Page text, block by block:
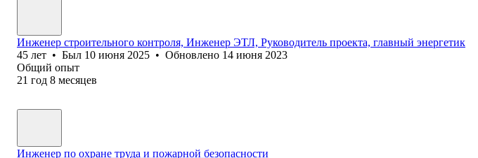
Инженер строительного контроля, Инженер ЭТЛ, Руководитель проекта, главный энергетик
45 лет • Был 10 июня 2025 • Обновлено 14 июня 2023
Общий опыт
21 год 8 месяцев
Инженер по охране труда и пожарной безопасности